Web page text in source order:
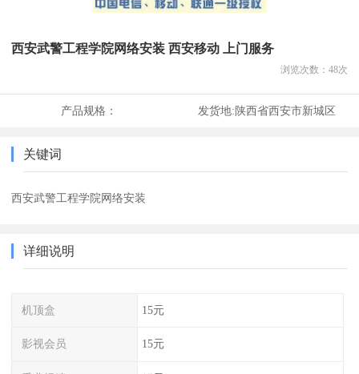
西安武警工程学院网络安装 西安移动 上门服务
浏览次数： 48次
产品规格： 发货地:陕西省西安市新城区
关键词
西安武警工程学院网络安装
详细说明
机顶盒 15元
影视会员 15元